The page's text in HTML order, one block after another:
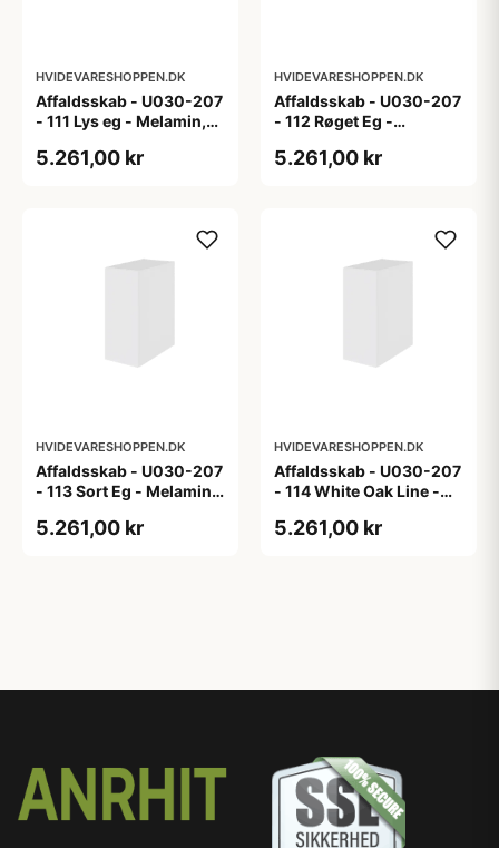
HVIDEVARESHOPPEN.DK
Affaldsskab - U030-207
- 111 Lys eg - Melamin,
5.261,00 kr
HVIDEVARESHOPPEN.DK
Affaldsskab - U030-207
- 112 Røget Eg -
5.261,00 kr
HVIDEVARESHOPPEN.DK
Affaldsskab - U030-207
- 113 Sort Eg - Melamin,
5.261,00 kr
HVIDEVARESHOPPEN.DK
Affaldsskab - U030-207
- 114 White Oak Line -
5.261,00 kr